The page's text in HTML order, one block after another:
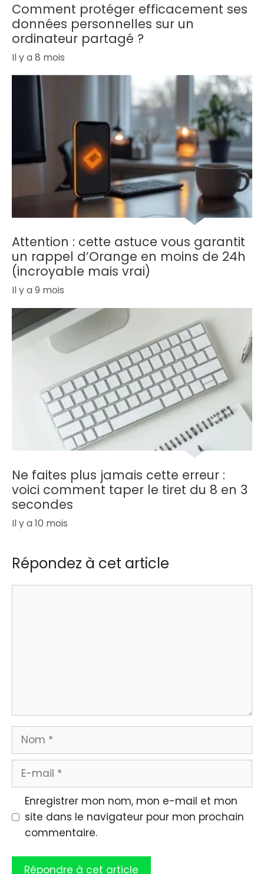
Comment protéger efficacement ses
données personnelles sur un
ordinateur partagé ?
Il y a 8 mois
Attention : cette astuce vous garantit
un rappel d’Orange en moins de 24h
(incroyable mais vrai)
Il y a 9 mois
Ne faites plus jamais cette erreur :
voici comment taper le tiret du 8 en 3
secondes
Il y a 10 mois
Répondez à cet article
Nom
Enregistrer mon nom, mon e-mail et mon
site dans le navigateur pour mon prochain
commentaire.